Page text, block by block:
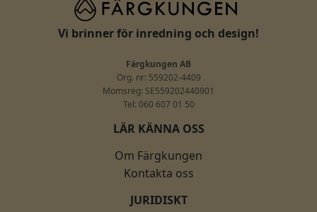
Vi brinner för inredning och design!
Färgkungen AB
Org. nr: 559202-4409
Momsreg: SE559202440901
Tel: 060 607 01 50
LÄR KÄNNA OSS
Om Färgkungen
Kontakta oss
JURIDISKT